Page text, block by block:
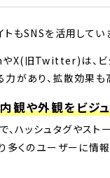
もSNSを活用してい
X(旧Twitter)は、ビ
があり、拡散効果も
観や外観をビジ
で、ハッシュタグやスト
多くのユーザーに情